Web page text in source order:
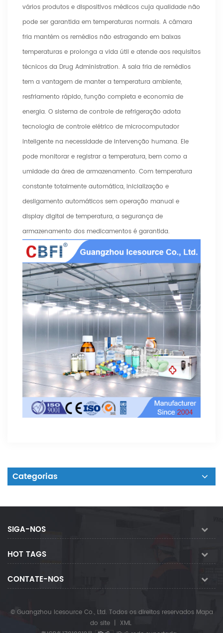
vários produtos e dispositivos médicos cuja qualidade não
pode ser garantida em temperaturas normais. A câmara
fria mantém os remédios não estragando em baixas
temperaturas e prolonga a vida útil e atende aos requisitos
técnicos da Drug Administration. A sala fria de remédios
tem a vantagem de manter a temperatura ambiente,
resfriamento rápido, função completa e economia de
energia. O sistema de controle de refrigeração adota
tecnologia de controle elétrico de microcomputador
inteligente na necessidade de intervenção humana. Ele
pode monitorar e registrar a temperatura, bem como a
umidade da área de armazenamento. Com temperatura
constante totalmente automática, inicialização e
desligamento automáticos sem operação manual e
display digital de temperatura, a segurança de
armazenamento dos medicamentos é garantida.
Categorias
SIGA-NOS
HOT TAGS
CONTATE-NOS
© Guangzhou Icesource Co., Ltd. Todos os direitos reservados Mapa
do site | XML